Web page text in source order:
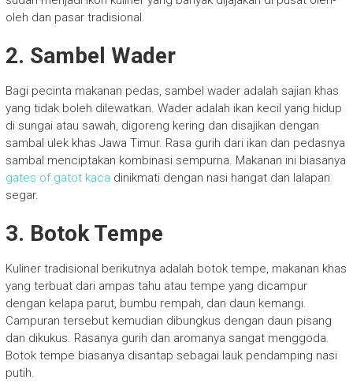
oleh dan pasar tradisional.
2. Sambel Wader
Bagi pecinta makanan pedas, sambel wader adalah sajian khas
yang tidak boleh dilewatkan. Wader adalah ikan kecil yang hidup
di sungai atau sawah, digoreng kering dan disajikan dengan
sambal ulek khas Jawa Timur. Rasa gurih dari ikan dan pedasnya
sambal menciptakan kombinasi sempurna. Makanan ini biasanya
gates of gatot kaca dinikmati dengan nasi hangat dan lalapan
segar.
3. Botok Tempe
Kuliner tradisional berikutnya adalah botok tempe, makanan khas
yang terbuat dari ampas tahu atau tempe yang dicampur
dengan kelapa parut, bumbu rempah, dan daun kemangi.
Campuran tersebut kemudian dibungkus dengan daun pisang
dan dikukus. Rasanya gurih dan aromanya sangat menggoda.
Botok tempe biasanya disantap sebagai lauk pendamping nasi
putih.